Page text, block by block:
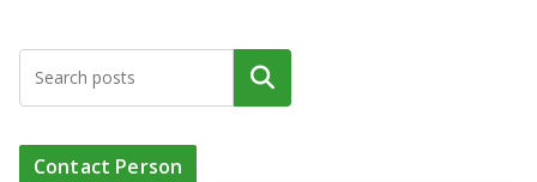
Cari
Contact Person